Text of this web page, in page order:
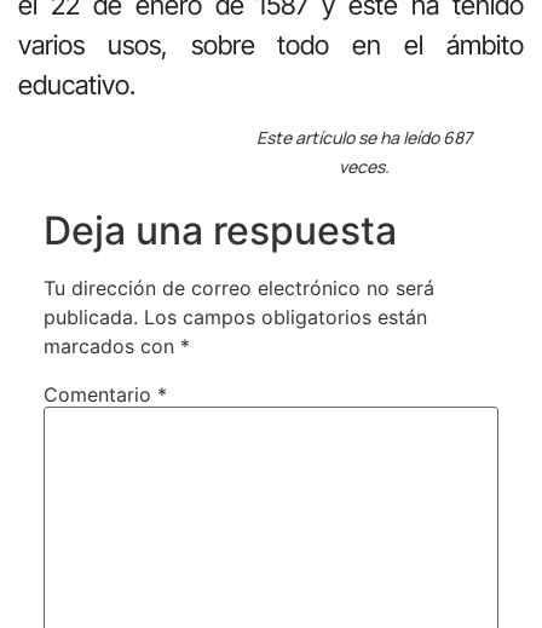
varios usos, sobre todo en el ámbito
educativo.
Este artículo se ha leído 687
veces.
Deja una respuesta
Tu dirección de correo electrónico no será
publicada. Los campos obligatorios están
marcados con *
Comentario *